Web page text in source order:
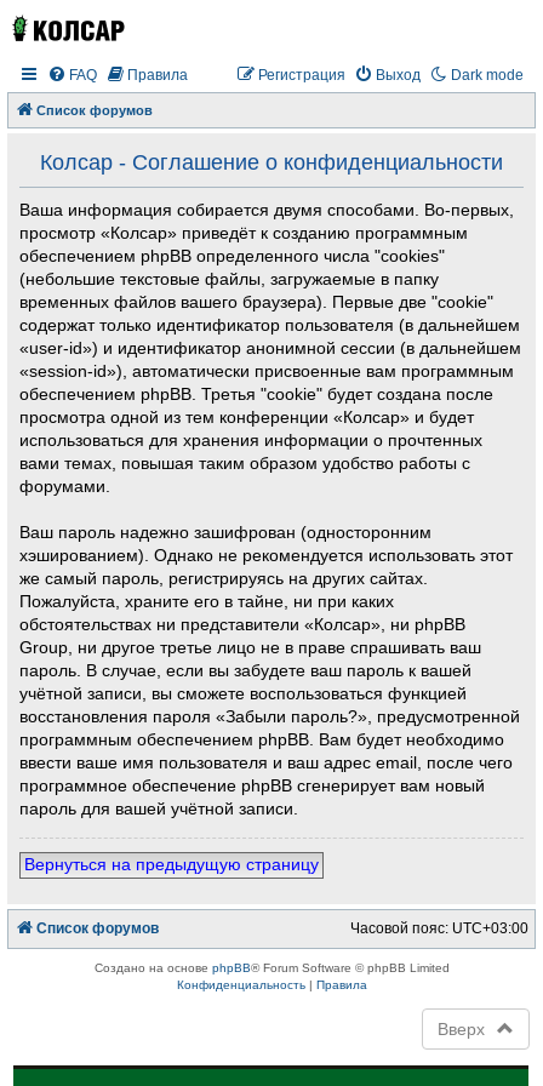
Dark mode
FAQ Правила Выход
Регистрация
Список форумов
Колсар - Соглашение о конфиденциальности
Ваша информация собирается двумя способами. Во-первых,
просмотр «Колсар» приведёт к созданию программным
обеспечением phpBB определенного числа "cookies"
(небольшие текстовые файлы, загружаемые в папку
временных файлов вашего браузера). Первые две "cookie"
содержат только идентификатор пользователя (в дальнейшем
«user-id») и идентификатор анонимной сессии (в дальнейшем
«session-id»), автоматически присвоенные вам программным
обеспечением phpBB. Третья "cookie" будет создана после
просмотра одной из тем конференции «Колсар» и будет
использоваться для хранения информации о прочтенных
вами темах, повышая таким образом удобство работы с
форумами.
Ваш пароль надежно зашифрован (односторонним
хэшированием). Однако не рекомендуется использовать этот
же самый пароль, регистрируясь на других сайтах.
Пожалуйста, храните его в тайне, ни при каких
обстоятельствах ни представители «Колсар», ни phpBB
Group, ни другое третье лицо не в праве спрашивать ваш
пароль. В случае, если вы забудете ваш пароль к вашей
учётной записи, вы сможете воспользоваться функцией
восстановления пароля «Забыли пароль?», предусмотренной
программным обеспечением phpBB. Вам будет необходимо
ввести ваше имя пользователя и ваш адрес email, после чего
программное обеспечение phpBB сгенерирует вам новый
пароль для вашей учётной записи.
Вернуться на предыдущую страницу
Список форумов Часовой пояс: UTC+03:00
Создано на основе phpBB® Forum Software © phpBB Limited
Конфиденциальность| Правила
Вверх